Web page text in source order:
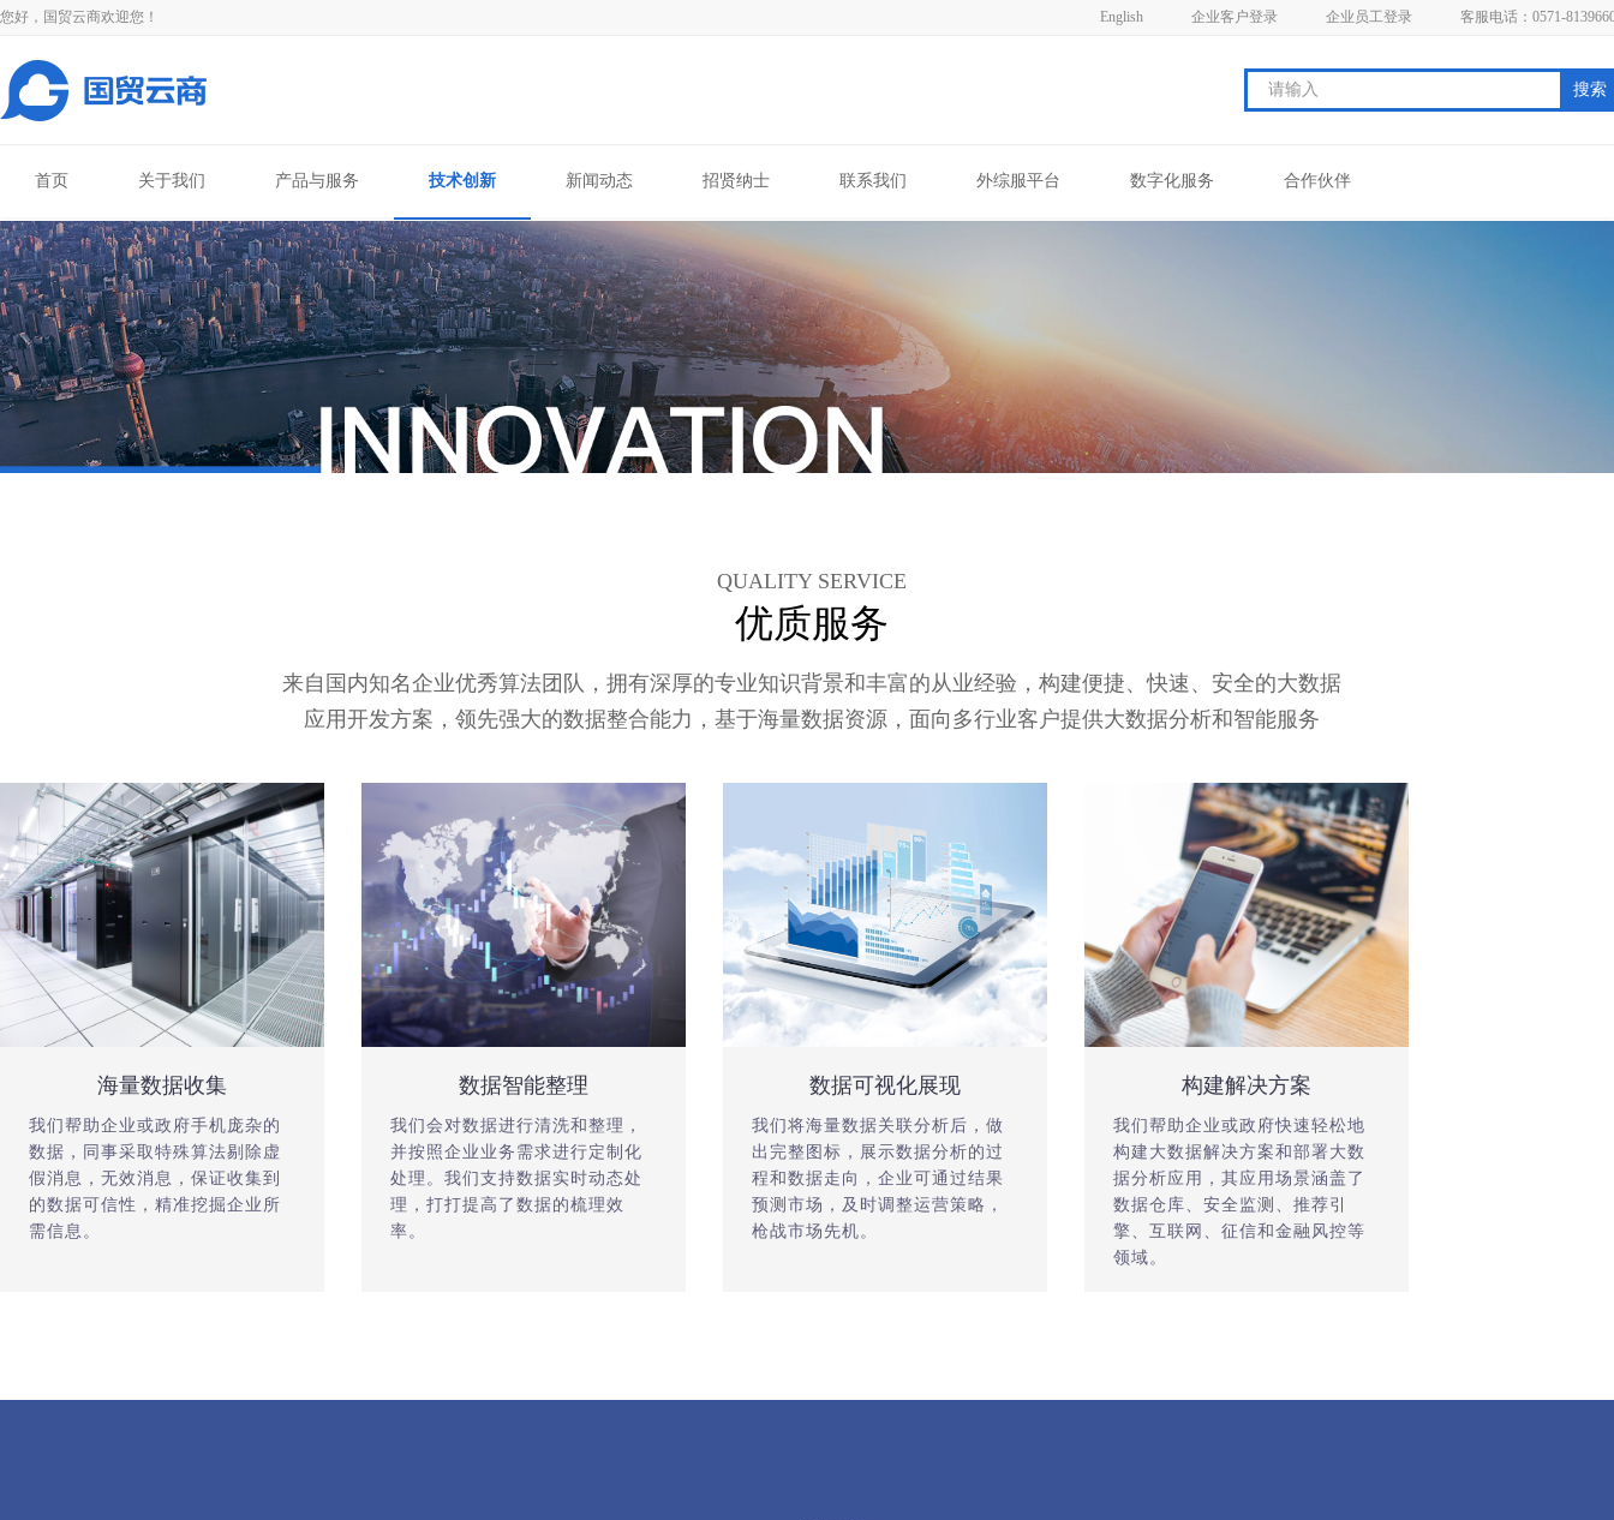
您好，国贸云商欢迎您！ 客服电话：0571-
企业员工登录
企业客户登录
English
搜索
首页 关于我们 产品与服务 技术创新 新闻动态 招贤纳士 联系我们 外综服平台 数字化服务 合作伙伴
QUALITY SERVICE
优质服务
来自国内知名企业优秀算法团队，拥有深厚的专业知识背景和丰富的从业经验，构建便捷、快速、安全的大数据
应用开发方案，领先强大的数据整合能力，基于海量数据资源，面向多行业客户提供大数据分析和智能服务
海量数据收集
我们帮助企业或政府手机庞杂的
数据，同事采取特殊算法剔除虚
假消息，无效消息，保证收集到
的数据可信性，精准挖掘企业所
需信息。
数据智能整理
我们会对数据进行清洗和整理，
并按照企业业务需求进行定制化
处理。我们支持数据实时动态处
理，打打提高了数据的梳理效
率。
数据可视化展现
我们将海量数据关联分析后，做
出完整图标，展示数据分析的过
程和数据走向，企业可通过结果
预测市场，及时调整运营策略，
枪战市场先机。
构建解决方案
我们帮助企业或政府快速轻松地
构建大数据解决方案和部署大数
据分析应用，其应用场景涵盖了
数据仓库、安全监测、推荐引
擎、互联网、征信和金融风控等
领域。